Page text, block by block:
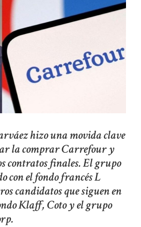
hizo una movida clave
la comprar Carrefour y
contratos finales. El grupo
con el fondo francés L
candidatos que siguen en
Klaff, Coto y el grupo